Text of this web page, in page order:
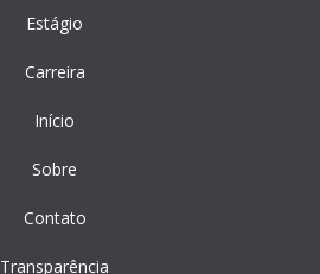
Estágio
Carreira
Início
Sobre
Contato
Transparência